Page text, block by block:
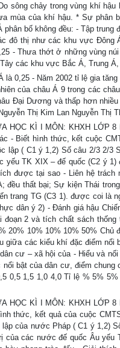
sông chảy trong vùng khí
mùa của khí hậu. * Sự
bố không đều: - Tập
đô thị như các khu vực
- Thưa thớt ở những vùng
các khu vực Bắc Á, Trung
là 0,25 - Năm 2002 tỉ lệ gia
của châu Á 9 trong các
Đại Dương và thấp hơn
Thị Kim Lan Nguyễn Thị
HỌC KÌ I MÔN: KHXH LỚP
- Biết hình thức, kết cuộc
lập ( C1 ý 1,2) Số câu 2/3 2/
TK XIX – đế quốc (C2 ý
được tại sao - Liên hệ trách
thất bại; Sự kiện Thái
trang TG (C3 1). được coi là
dân ý 2) - Đánh giá hậu
đoạn 2 và tích chất sách
20% 10% 10% 10% 50%
giữa các kiểu khí đặc điểm
cư – xã hội của - Hiểu và
bật của dân cư, điểm
0,5 1,5 1,0 4,0 Tỉ lệ % 5%
HỌC KÌ I MÔN: KHXH LỚP
thức, kết quả của cuộc
của nước Pháp ( C1 ý 1,2)
của các nước đế quốc Âu